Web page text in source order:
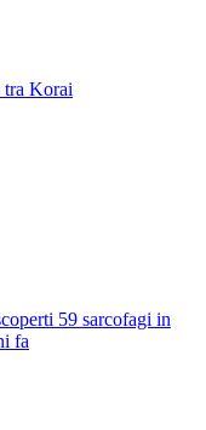
Korai
59 sarcofagi in
fa